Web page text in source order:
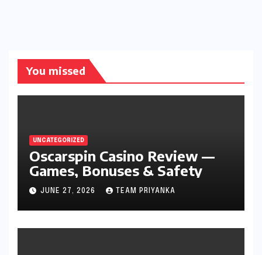
You missed
UNCATEGORIZED
Oscarspin Casino Review —
Games, Bonuses & Safety
JUNE 27, 2026 TEAM PRIYANKA